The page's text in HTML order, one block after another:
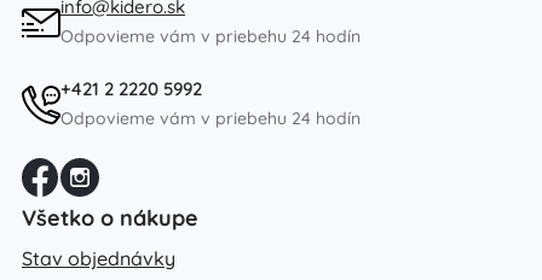
info@kidero.sk
Odpovieme vám v priebehu 24 hodín
+421 2 2220 5992
Odpovieme vám v priebehu 24 hodín
Všetko o nákupe
Stav objednávky